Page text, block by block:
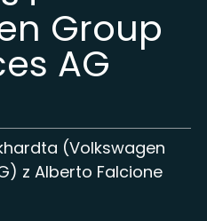
Group
AG
(Volkswagen
z Alberto Falcione